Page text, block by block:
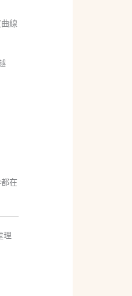
線
在
理